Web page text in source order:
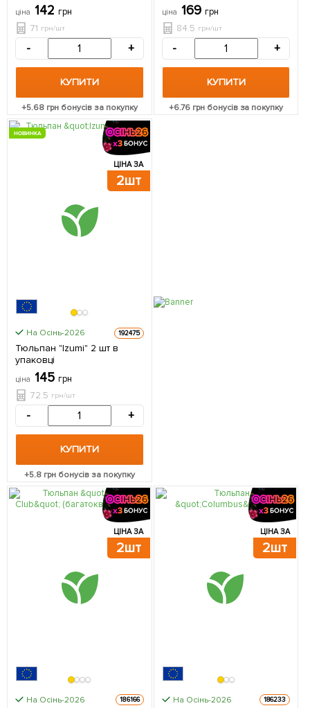
ціна 142 грн
71 грн/шт
- +
КУПИТИ
+5.68 грн бонусів за покупку
ціна 169 грн
84.5 грн/шт
- +
КУПИТИ
+6.76грн бонусів за покупку
ЦІНА ЗА
2шт
НОВИНКА
На Осінь-2026 192475
Тюльпан "Izumi" 2 шт в
упаковці
ціна 145 грн
72.5 грн/шт
- +
КУПИТИ
+5.8 грн бонусів за покупку
ЦІНА ЗА
2шт
На Осінь-2026 186166
ЦІНА ЗА
2шт
На Осінь-2026 186233